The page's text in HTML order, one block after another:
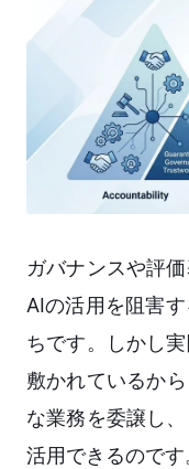
ガバナンスや評
AIの活用を阻害
ちです。しかし
敷かれているか
な業務を委譲し
活用できるのです